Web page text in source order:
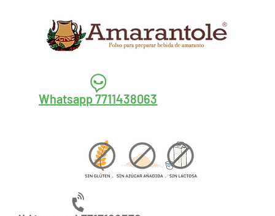
Whatsapp 7711438063